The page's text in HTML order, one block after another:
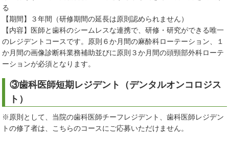
る
【期間】３年間（研修期間の延長は原則認められません）
【内容】医師と歯科のシームレスな連携で、研修・研究ができる唯一
のレジデントコースです。原則６か月間の麻酔科ローテーション、１
か月間の画像診断科業務補助並びに原則３か月間の頭頸部外科ローテ
ーションが必須となります。
③歯科医師短期レジデント（デンタルオンコロジス
ト）
※原則として、当院の歯科医師チーフレジデント、歯科医師レジデン
トの修了者は、こちらのコースにご応募いただけません。